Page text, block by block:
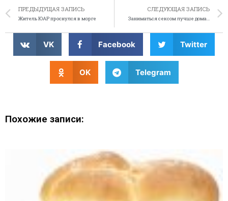
ПРЕДЫДУЩАЯ ЗАПИСЬ
Житель ЮАР проснулся в морге
СЛЕДУЮЩАЯ ЗАПИСЬ
Заниматься сексом лучше дома…
VK Facebook Twitter
OK Telegram
Похожие записи: